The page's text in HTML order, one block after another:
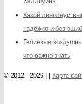
Какой линолеум
надёжно и без
Гелиевые
что важно знать
© 2012 - 2026 | | Карта